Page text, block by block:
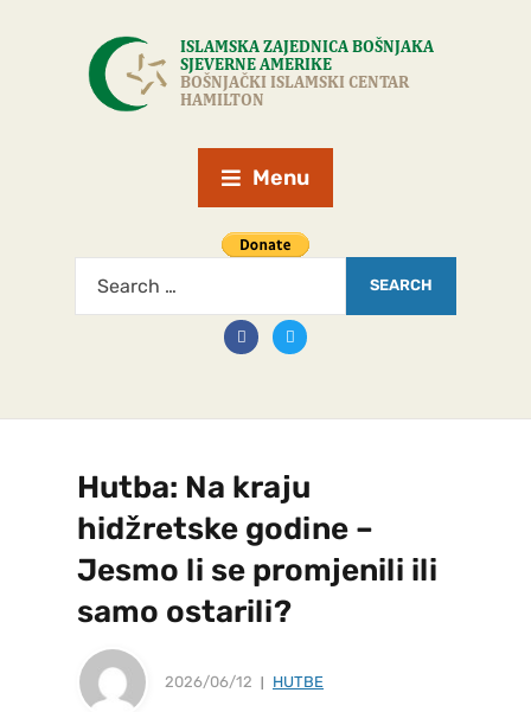
Menu
Hutba: Na kraju
hidžretske godine –
Jesmo li se promjenili ili
samo ostarili?
2026/06/12 HUTBE